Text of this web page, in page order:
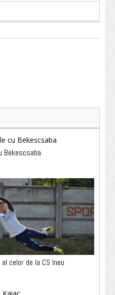
Bekescsaba
celor de la CS Ineu